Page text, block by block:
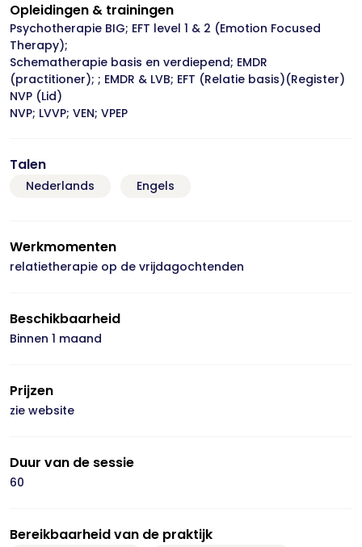
Opleidingen & trainingen
Psychotherapie BIG; EFT level 1 & 2 (Emotion Focused
Therapy);
Schematherapie basis en verdiepend; EMDR
(practitioner); ; EMDR & LVB; EFT (Relatie basis)(Register)
NVP (Lid)
NVP; LVVP; VEN; VPEP
Talen
Nederlands Engels
Werkmomenten
relatietherapie op de vrijdagochtenden
Beschikbaarheid
Binnen 1 maand
Prijzen
zie website
Duur van de sessie
60
Bereikbaarheid van de praktijk